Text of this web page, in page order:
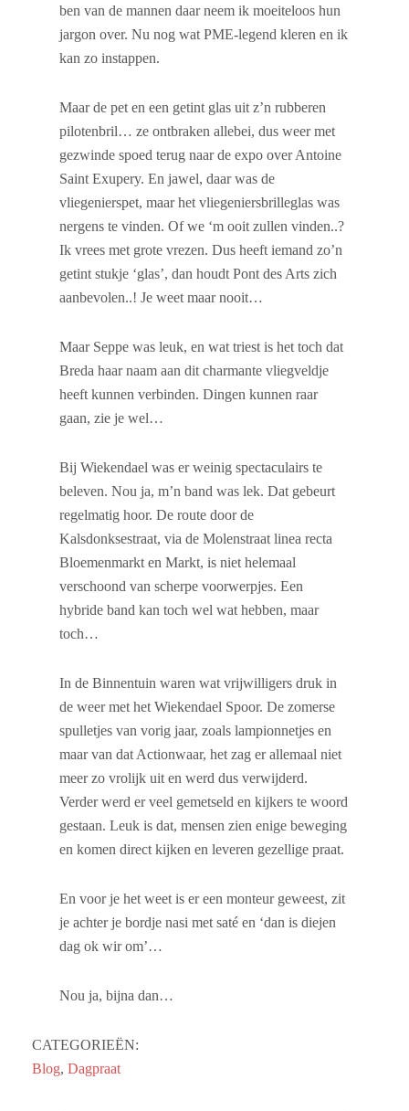
ben van de mannen daar neem ik moeiteloos hun
jargon over. Nu nog wat PME-legend kleren en ik
kan zo instappen.
Maar de pet en een getint glas uit z’n rubberen
pilotenbril… ze ontbraken allebei, dus weer met
gezwinde spoed terug naar de expo over Antoine
Saint Exupery. En jawel, daar was de
vliegenierspet, maar het vliegeniersbrilleglas was
nergens te vinden. Of we ‘m ooit zullen vinden..?
Ik vrees met grote vrezen. Dus heeft iemand zo’n
getint stukje ‘glas’, dan houdt Pont des Arts zich
aanbevolen..! Je weet maar nooit…
Maar Seppe was leuk, en wat triest is het toch dat
Breda haar naam aan dit charmante vliegveldje
heeft kunnen verbinden. Dingen kunnen raar
gaan, zie je wel…
Bij Wiekendael was er weinig spectaculairs te
beleven. Nou ja, m’n band was lek. Dat gebeurt
regelmatig hoor. De route door de
Kalsdonksestraat, via de Molenstraat linea recta
Bloemenmarkt en Markt, is niet helemaal
verschoond van scherpe voorwerpjes. Een
hybride band kan toch wel wat hebben, maar
toch…
In de Binnentuin waren wat vrijwilligers druk in
de weer met het Wiekendael Spoor. De zomerse
spulletjes van vorig jaar, zoals lampionnetjes en
maar van dat Actionwaar, het zag er allemaal niet
meer zo vrolijk uit en werd dus verwijderd.
Verder werd er veel gemetseld en kijkers te woord
gestaan. Leuk is dat, mensen zien enige beweging
en komen direct kijken en leveren gezellige praat.
En voor je het weet is er een monteur geweest, zit
je achter je bordje nasi met saté en ‘dan is diejen
dag ok wir om’…
Nou ja, bijna dan…
CATEGORIEËN:
Blog, Dagpraat